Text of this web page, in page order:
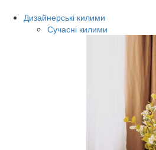
Дизайнерські килими
Сучасні килими